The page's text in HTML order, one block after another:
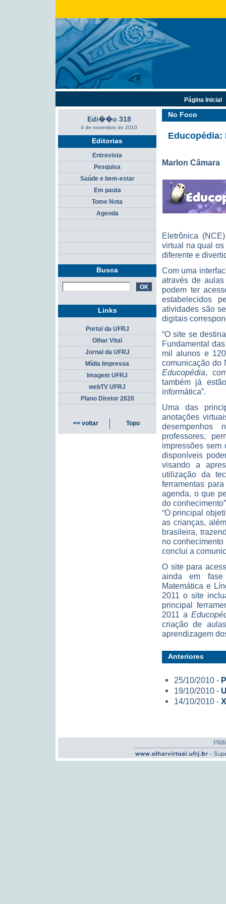
No Foco
Educopédia:
Marlon Câmara
Eletrônica
virtual na qual
diferente e
Com uma
através de
podem ter
estabelecidos
atividades são
digitais
“O site se
Fundamental
mil alunos e
comunicação do
Educopédia,
também já
informática”.
Uma das
anotações
desempenhos
professores,
impressões sem
disponíveis
visando a
utilização da
ferramentas
agenda, o que
do
“O principal
as crianças,
brasileira,
no
conclui a
O site para
ainda em fase
Matemática e
2011 o site
principal
2011 a
criação de
aprendizagem
Anteriores
25/10/2010 -
19/10/2010 -
14/10/2010 -
Edi��o 318
4 de novembro de 2010
Editorias
Entrevista
Pesquisa
Saúde e bem-estar
Em pauta
Tome Nota
Agenda
Busca
Página Inicial
Links
Portal da UFRJ
Olhar Vital
Jornal da UFRJ
Mídia Impressa
Imagem UFRJ
webTV UFRJ
Plano Diretor 2020
<< voltar Topo